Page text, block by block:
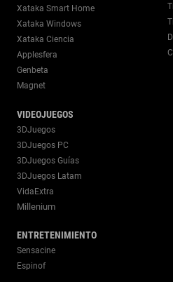
Xataka Smart Home
Xataka Windows
Xataka Ciencia
Applesfera
Genbeta
Magnet
VIDEOJUEGOS
3DJuegos
3DJuegos PC
3DJuegos Guías
3DJuegos Latam
VidaExtra
Millenium
ENTRETENIMIENTO
Sensacine
Espinof